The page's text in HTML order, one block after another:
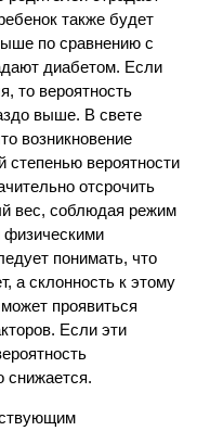
также будет
по сравнению с
диабетом. Если
то вероятность
выше. В свете
возникновение
степенью вероятности
отсрочить
вес, соблюдая режим
физическими
понимать, что
а склонность к этому
проявиться
Если эти
снижается.